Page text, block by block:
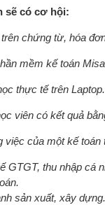
sẽ có cơ hội:
chứng từ, hóa
mềm kế toán
thực tế trên
viên có kết quả
việc của một kế toán
GTGT, thu nhập cá
sản xuất, xây dựng.